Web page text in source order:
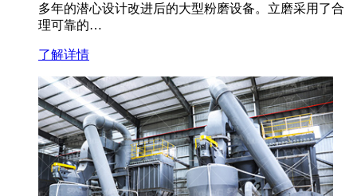
多年的潜心设计改进后的大型粉磨设备。立磨采用了合
理可靠的…
了解详情